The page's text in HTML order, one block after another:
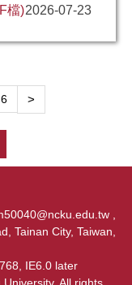
檔)2026-07-23
6 >
,
Tainan City, Taiwan,
IE6.0 later